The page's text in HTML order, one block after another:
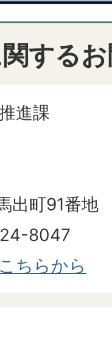
する
進課
出町91番地
8047
ちらから